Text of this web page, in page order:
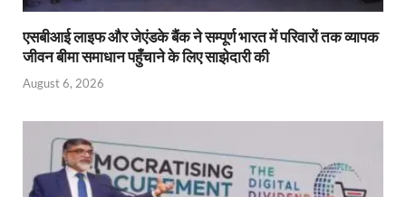
एसबीआई लाइफ और जेएंडके बैंक ने सम्पूर्ण भारत में परिवारों तक व्यापक
जीवन बीमा समाधान पहुँचाने के लिए साझेदारी की
August 6, 2026